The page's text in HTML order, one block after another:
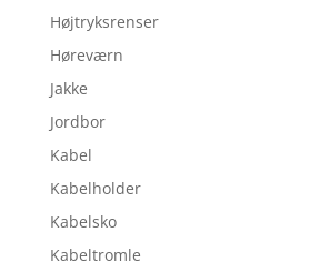
Højtryksrenser
Høreværn
Jakke
Jordbor
Kabel
Kabelholder
Kabelsko
Kabeltromle